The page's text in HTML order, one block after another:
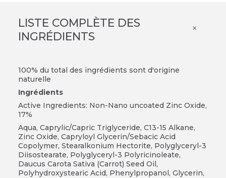
LISTE COMPLÈTE DES
INGRÉDIENTS
×
100% du total des ingrédients sont d'origine
naturelle
Ingrédients
Active Ingredients: Non-Nano uncoated Zinc Oxide,
17%
Aqua, Caprylic/Capric Triglyceride, C13-15 Alkane,
Zinc Oxide, Capryloyl Glycerin/Sebacic Acid
Copolymer, Stearalkonium Hectorite, Polyglyceryl-3
Diisostearate, Polyglyceryl-3 Polyricinoleate,
Daucus Carota Sativa (Carrot) Seed Oil,
Polyhydroxystearic Acid, Phenylpropanol, Glycerin,